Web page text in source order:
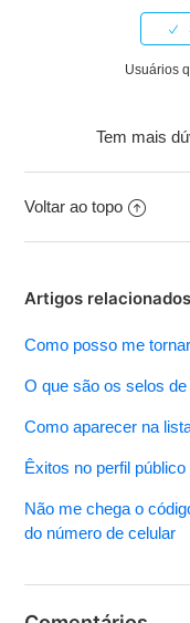
Usuários
Tem mais
Voltar ao topo
Artigos relacionados
Como posso me
O que são os selos
Como aparecer na
Êxitos no perfil público
Não me chega o
do número de celular